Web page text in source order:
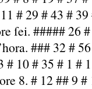
# 29 # 43 #
ſei. ##### 26
### 32 #
# 10 # 35 # 1 #
8. # 12 ## 9 #